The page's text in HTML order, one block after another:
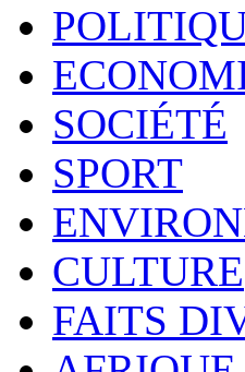
SOCIÉTÉ
SPORT
CULTURE
FAITS